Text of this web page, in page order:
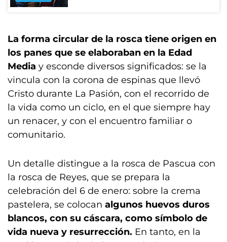
La forma circular de la rosca tiene origen en
los panes que se elaboraban en la Edad
Media y esconde diversos significados: se la
vincula con la corona de espinas que llevó
Cristo durante La Pasión, con el recorrido de
la vida como un ciclo, en el que siempre hay
un renacer, y con el encuentro familiar o
comunitario.
Un detalle distingue a la rosca de Pascua con
la rosca de Reyes, que se prepara la
celebración del 6 de enero: sobre la crema
pastelera, se colocan algunos huevos duros
blancos, con su cáscara, como símbolo de
vida nueva y resurrección. En tanto, en la